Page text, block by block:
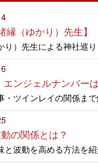
縁（ゆかり）先生】
り）先生による神社巡り
エンジェルナンバー
・ツインレイの関係まで
の関係とは？
と波動を高める方法を